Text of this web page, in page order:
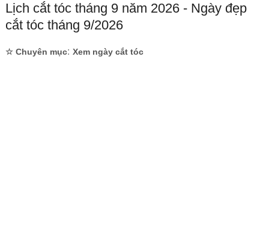
Lịch cắt tóc tháng 9 năm 2026 - Ngày đẹp
cắt tóc tháng 9/2026
☆ Chuyên mục: Xem ngày cắt tóc